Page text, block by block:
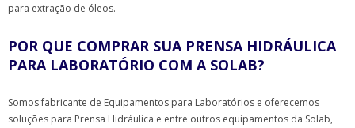
para extração de óleos.
POR QUE COMPRAR SUA PRENSA HIDRÁULICA
PARA LABORATÓRIO COM A SOLAB?
Somos fabricante de Equipamentos para Laboratórios e oferecemos
soluções para Prensa Hidráulica e entre outros equipamentos da Solab,